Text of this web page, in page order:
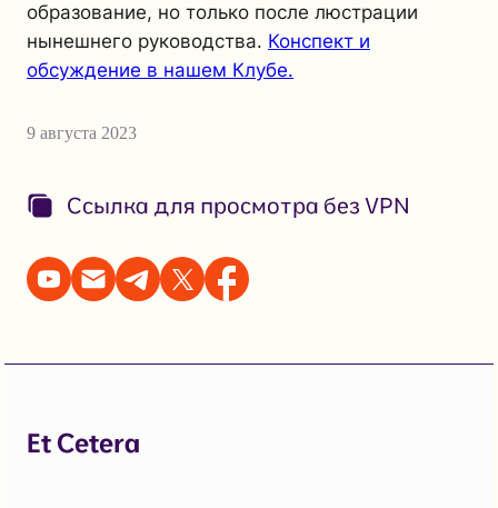
образование, но только после люстрации
нынешнего руководства. Конспект и
обсуждение в нашем Клубе.
9 августа 2023
Ссылка для просмотра без VPN
Et Cetera